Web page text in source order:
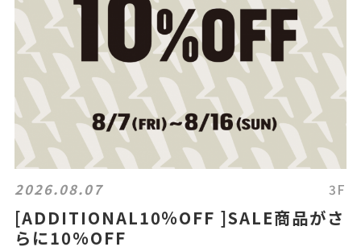
2026.08.07 3F
[ADDITIONAL10％OFF ]SALE商品がさ
らに10%OFF